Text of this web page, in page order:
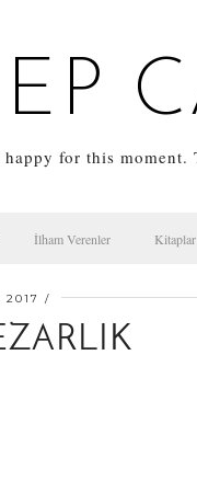
happy for this
İlham Verenler Kitaplar
2017